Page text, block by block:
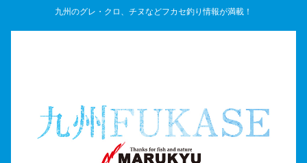
九州のグレ・クロ、チヌなどフカセ釣り情報が満載！